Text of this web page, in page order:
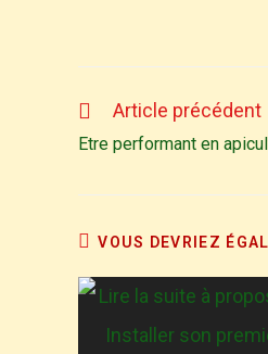
Article précédent
Etre performant en
VOUS DEVRIEZ